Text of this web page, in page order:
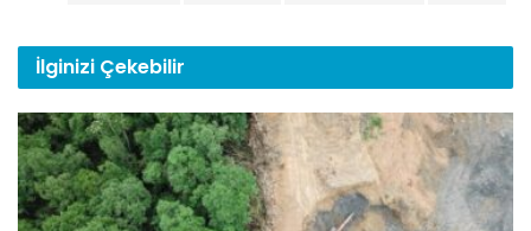
İlginizi Çekebilir